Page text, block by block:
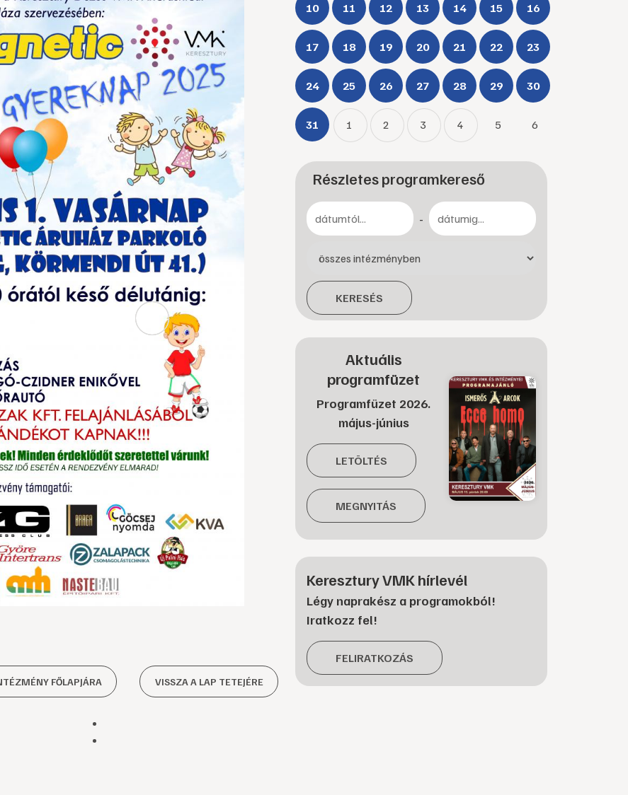
FŐLAPJÁRA VISSZA A LAP TETEJÉRE
10 11 12 13 14 15 16
17 18 19 20 21 22 23
24 25 26 27 28 29 30
31 1 2 3 4 5 6
Részletes programkereső
-
KERESÉS
Aktuális
programfüzet
Programfüzet 2026.
május-június
LETÖLTÉS
MEGNYITÁS
Keresztury VMK hírlevél
Légy naprakész a programokból!
Iratkozz fel!
FELIRATKOZÁS